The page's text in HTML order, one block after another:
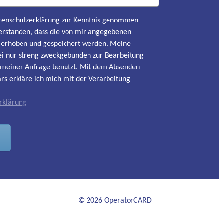
zur Kenntnis genommen
dass die von mir angegebenen
und gespeichert werden. Meine
nur streng zweckgebunden zur Bearbeitung
Anfrage benutzt. Mit dem Absenden
erkläre ich mich mit der Verarbeitung
© 2026 OperatorCARD